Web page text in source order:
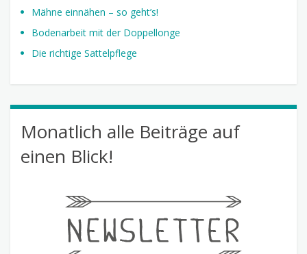
Mähne einnähen – so geht’s!
Bodenarbeit mit der Doppellonge
Die richtige Sattelpflege
Monatlich alle Beiträge auf
einen Blick!